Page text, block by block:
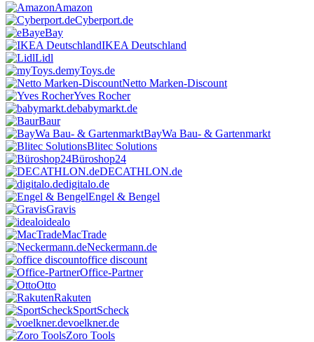
Amazon
Cyberport.de
eBay
IKEA Deutschland
Lidl
myToys.de
Netto Marken-Discount
Yves Rocher
babymarkt.de
Baur
BayWa Bau- & Gartenmarkt
Blitec Solutions
Büroshop24
DECATHLON.de
digitalo.de
Engel & Bengel
Gravis
idealo
MacTrade
Neckermann.de
office discount
Office-Partner
Otto
Rakuten
SportScheck
voelkner.de
Zoro Tools